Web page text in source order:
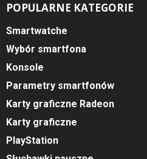
POPULARNE KATEGORIE
Smartwatche
Wybór smartfona
Konsole
Parametry smartfonów
Karty graficzne Radeon
Karty graficzne
PlayStation